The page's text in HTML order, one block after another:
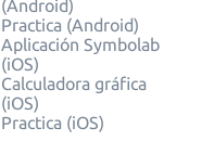
(Android)
Practica (Android)
Aplicación Symbolab
(iOS)
Calculadora gráfica
(iOS)
Practica (iOS)